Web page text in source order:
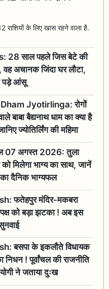
राशियों के लिए खास रहने वाला है.
28 साल पहले जिस बेटे की
वह अचानक जिंदा घर लौटा,
पड़े आंसू
Jyotirlinga: रोगों
बाबा बैद्यनाथ धाम का क्या है
ज्योतिर्लिंग की महिमा
07 अगस्त 2026: तुला
मिलेगा भाग्य का साथ, जानें
का दैनिक भाग्यफल
फतेहपुर मंदिर-मकबरा
पक्ष को बड़ा झटका ! अब इस
बसपा के इकलौते विधायक
! पूर्वांचल की राजनीति
ने जताया दुःख